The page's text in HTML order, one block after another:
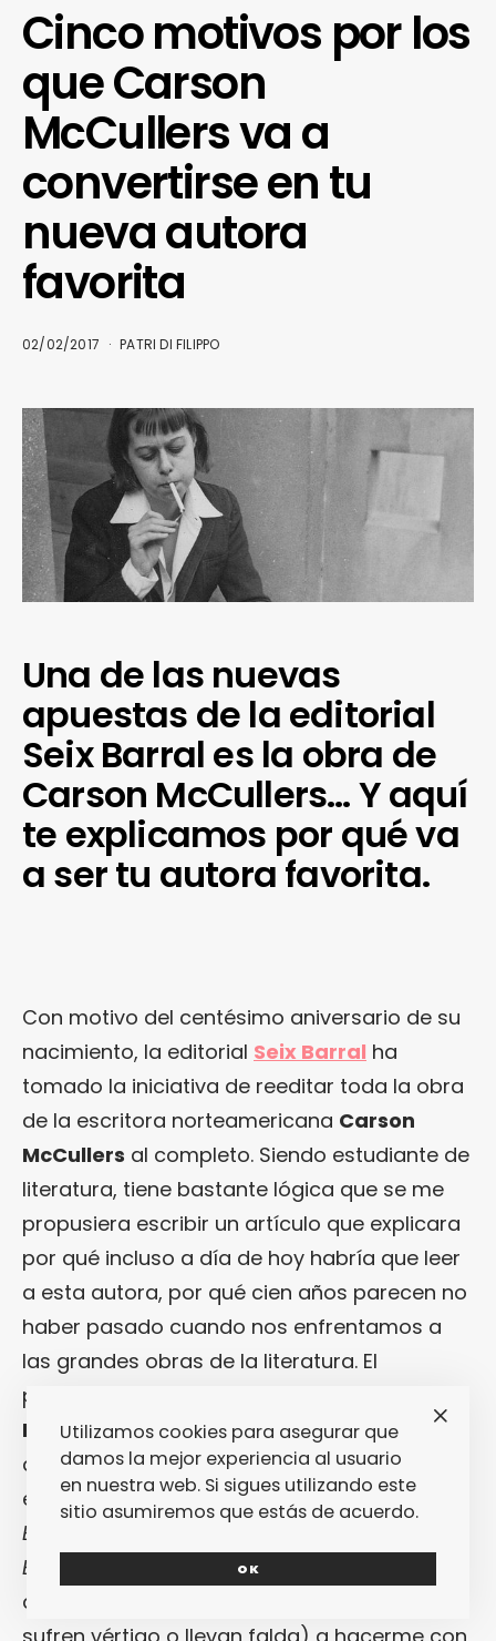
Cinco motivos por los
que Carson
McCullers va a
convertirse en tu
nueva autora
favorita
02/02/2017 PATRI DI FILIPPO
Una de las nuevas
apuestas de la editorial
Seix Barral es la obra de
Carson McCullers… Y aquí
te explicamos por qué va
a ser tu autora favorita.
Con motivo del centésimo aniversario de su
nacimiento, la editorial Seix Barral ha
tomado la iniciativa de reeditar toda la obra
de la escritora norteamericana Carson
McCullers al completo. Siendo estudiante de
literatura, tiene bastante lógica que se me
propusiera escribir un artículo que explicara
por qué incluso a día de hoy habría que leer
a esta autora, por qué cien años parecen no
haber pasado cuando nos enfrentamos a
las grandes obras de la literatura. El
problema es que yo no he leído a
McCullers. Pensaba hacerlo antes de
atacar estas líneas pero, mientras subía las
escaleras hacia el quinto piso de la
Biblioteca de Letras
Barcelona
(sí, ese cuyo suelo se compone
de una mera rejilla poco apta para quienes
Utilizamos cookies para asegurar que
damos la mejor experiencia al usuario
en nuestra web. Si sigues utilizando este
sitio asumiremos que estás de acuerdo.
OK